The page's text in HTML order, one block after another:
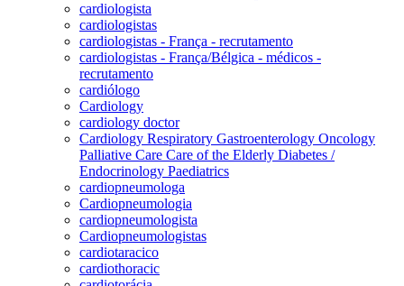
cardiologista
cardiologistas
cardiologistas - França - recrutamento
cardiologistas - França/Bélgica - médicos -
recrutamento
cardiólogo
Cardiology
cardiology doctor
Cardiology Respiratory Gastroenterology Oncology
Palliative Care Care of the Elderly Diabetes /
Endocrinology Paediatrics
cardiopneumologa
Cardiopneumologia
cardiopneumologista
Cardiopneumologistas
cardiotaracico
cardiothoracic